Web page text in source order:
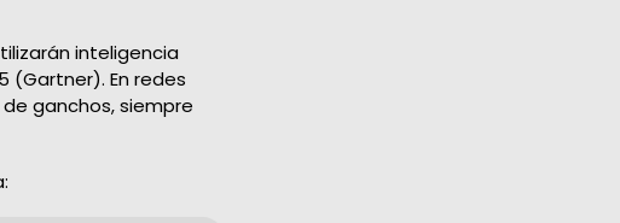
inteligencia
(Gartner). En redes
ganchos, siempre